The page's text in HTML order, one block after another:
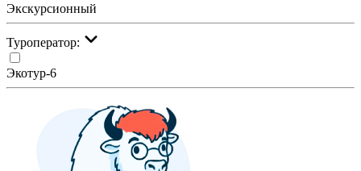
Экскурсионный
Туроператор:
Экотур-6